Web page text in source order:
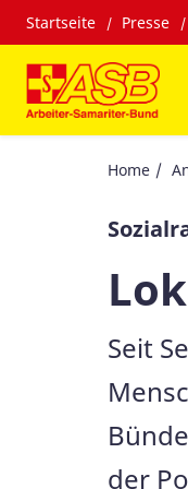
Startseite Presse
Home
Seit
der